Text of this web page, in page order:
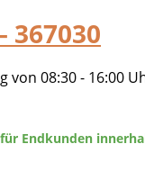
367030
von 08:30 - 16:00
Endkunden